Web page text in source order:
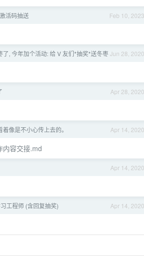
Feb 10, 2023
活码抽送
Jun 28, 2020
, 今年加个活动: 给 V 友们*抽奖*送冬枣
Apr 28, 2020
Apr 14, 2020
像是不小心传上去的。
内容交接.md
Apr 14, 2020
Apr 14, 2020
工程师 (含回复抽奖)